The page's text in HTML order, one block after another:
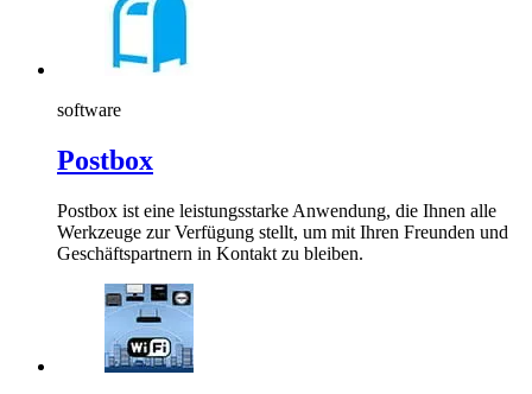
software
Postbox
Postbox ist eine leistungsstarke Anwendung, die Ihnen alle
Werkzeuge zur Verfügung stellt, um mit Ihren Freunden und
Geschäftspartnern in Kontakt zu bleiben.